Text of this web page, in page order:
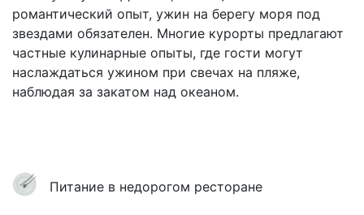
романтический опыт, ужин на берегу моря под
звездами обязателен. Многие курорты предлагают
частные кулинарные опыты, где гости могут
наслаждаться ужином при свечах на пляже,
наблюдая за закатом над океаном.
Питание в недорогом ресторане